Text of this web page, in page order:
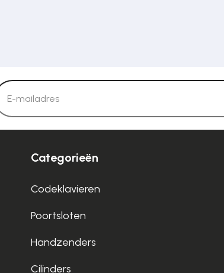
Categorieën
Codeklavieren
Poortsloten
Handzenders
Cilinders